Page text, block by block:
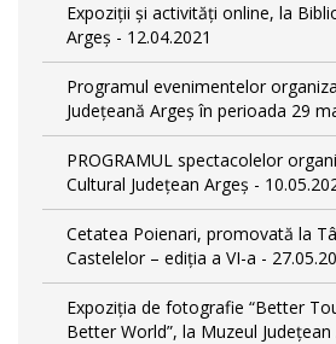
Expoziții și activități online, la
Argeș - 12.04.2021
Programul evenimentelor
Județeană Argeș în perioada 29
PROGRAMUL spectacolelor
Cultural Județean Argeș -
Cetatea Poienari, promovată la
Castelelor – ediţia a VI-a -
Expoziția de fotografie “Better
Better World”, la Muzeul Județean